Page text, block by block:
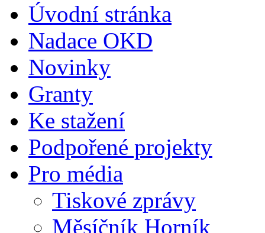
Úvodní stránka
Nadace OKD
Novinky
Granty
Ke stažení
Podpořené projekty
Pro média
Tiskové zprávy
Měsíčník Horník